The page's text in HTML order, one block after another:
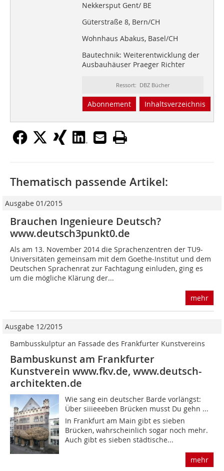
Nekkersput Gent/ BE
Güterstraße 8, Bern/CH
Wohnhaus Abakus, Basel/CH
Bautechnik: Weiterentwicklung der
Ausbauhäuser Praeger Richter
Ressort: DBZ Bücher
Abonnement Inhaltsverzeichnis
Thematisch passende Artikel:
Ausgabe 01/2015
Brauchen Ingenieure Deutsch?
www.deutsch3punkt0.de
Als am 13. November 2014 die Sprachenzentren der TU9-
Universitäten gemeinsam mit dem Goethe-Institut und dem
Deutschen Sprachenrat zur Fachtagung einluden, ging es
um die mögliche Klärung der...
mehr
Ausgabe 12/2015
Bambusskulptur an Fassade des Frankfurter Kunstvereins
Bambuskunst am Frankfurter
Kunstverein www.fkv.de, www.deutsch-
architekten.de
Wie sang ein deutscher Barde vorlängst:
Über siiieeeben Brücken musst Du gehn ...
In Frankfurt am Main gibt es sieben
Brücken, wahrscheinlich sogar noch mehr.
Auch gibt es sieben städtische...
mehr